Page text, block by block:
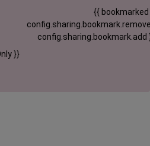
{{ bookmarked
config.sharing.bookmark.add
}}